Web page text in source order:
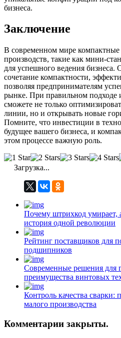
бизнеса.
Заключение
В современном мире
производств, такие как мини-
для успешного ведения бизнеса.
сочетание компактности,
позволяя предпринимателям
рынке. При правильном подходе
сможете не только
линии, но и открывать новые
Помните, что инвестиции в
будущее вашего бизнеса, и
этом процессе важную роль.
Загрузка...
Почему штрихкод умирает,
история одной революции
Рейтинг поставщиков для
подшипников
Современные решения для
преимущества винтовых
Контроль качества
малого производства
Комментарии закрыты.